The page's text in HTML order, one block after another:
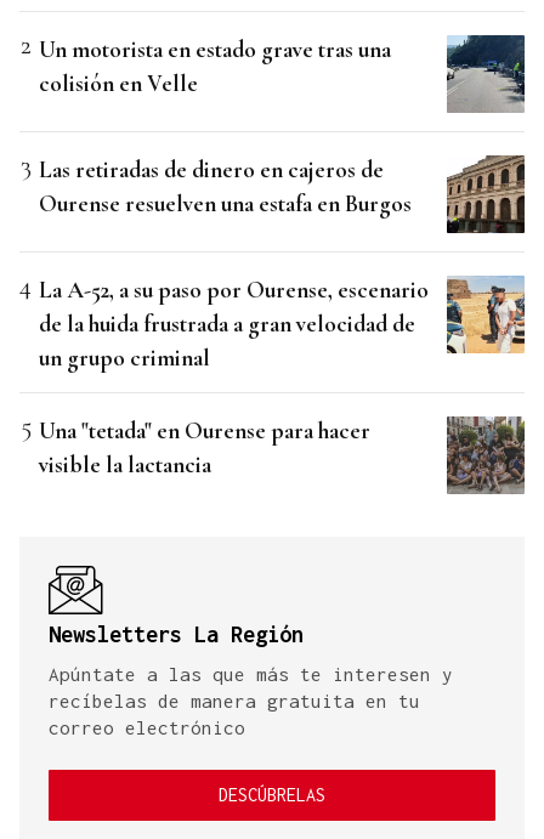
Un motorista en estado grave tras una
colisión en Velle
Las retiradas de dinero en cajeros de
Ourense resuelven una estafa en Burgos
La A-52, a su paso por Ourense, escenario
de la huida frustrada a gran velocidad de
un grupo criminal
Una "tetada" en Ourense para hacer
visible la lactancia
Newsletters La Región
Apúntate a las que más te interesen y
recíbelas de manera gratuita en tu
correo electrónico
DESCÚBRELAS